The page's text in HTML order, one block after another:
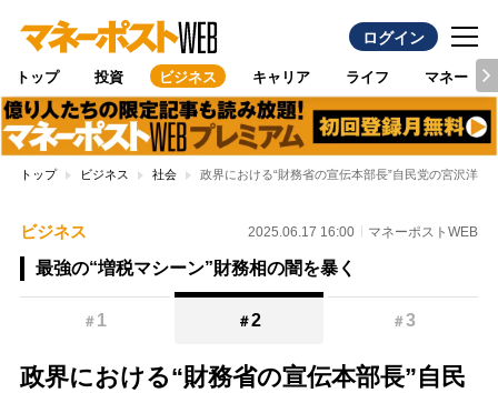
ログイン
トップ 投資 ビジネス キャリア ライフ マネー
トップ ビジネス 社会 政界における“財務省の宣伝本部長”自民党の宮沢洋
ビジネス 2025.06.17 16:00 マネーポストWEB
最強の“増税マシーン”財務相の闇を暴く
＃ 1 ＃2 ＃3
政界における“財務省の宣伝本部長”自民